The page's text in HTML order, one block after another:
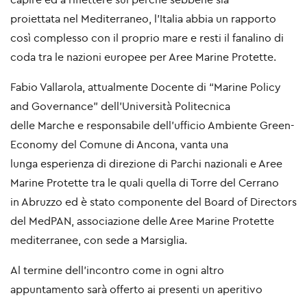
proiettata nel Mediterraneo, l’Italia abbia un rapporto
così complesso con il proprio mare e resti il fanalino di
coda tra le nazioni europee per Aree Marine Protette.
Fabio Vallarola, attualmente Docente di “Marine Policy
and Governance” dell'Università Politecnica
delle Marche e responsabile dell'ufficio Ambiente Green-
Economy del Comune di Ancona, vanta una
lunga esperienza di direzione di Parchi nazionali e Aree
Marine Protette tra le quali quella di Torre del Cerrano
in Abruzzo ed è stato componente del Board of Directors
del MedPAN, associazione delle Aree Marine Protette
mediterranee, con sede a Marsiglia.
Al termine dell’incontro come in ogni altro
appuntamento sarà offerto ai presenti un aperitivo